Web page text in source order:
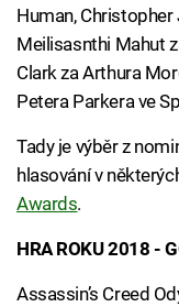
Human,
Meilisasnthi Mahut
Clark za Arthura
Petera Parkera ve
Tady je výběr z
hlasování v
Awards.
HRA ROKU 2018 -
Assassin’s Creed